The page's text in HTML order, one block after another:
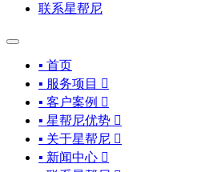
联系星帮尼
▪ 首页
▪ 服务项目 
▪ 客户案例 
▪ 星帮尼优势 
▪ 关于星帮尼 
▪ 新闻中心 